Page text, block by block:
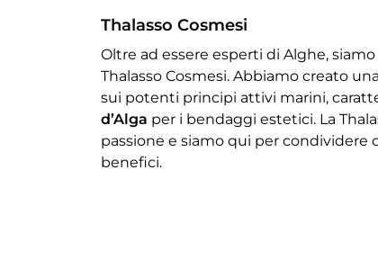
Thalasso Cosmesi
Oltre ad essere esperti di Alghe,
Thalasso Cosmesi. Abbiamo creato
sui potenti principi attivi marini,
d’Alga per i bendaggi estetici. La
passione e siamo qui per condividere
benefici.